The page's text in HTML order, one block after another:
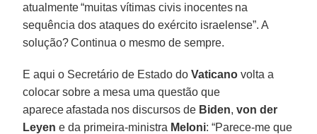
atualmente “muitas vítimas civis inocentes na
sequência dos ataques do exército israelense”. A
solução? Continua o mesmo de sempre.
E aqui o Secretário de Estado doVaticano volta a
colocar sobre a mesa uma questão que
aparece afastada nos discursos de Biden,von der
Leyen e da primeira-ministra Meloni: “Parece-me que